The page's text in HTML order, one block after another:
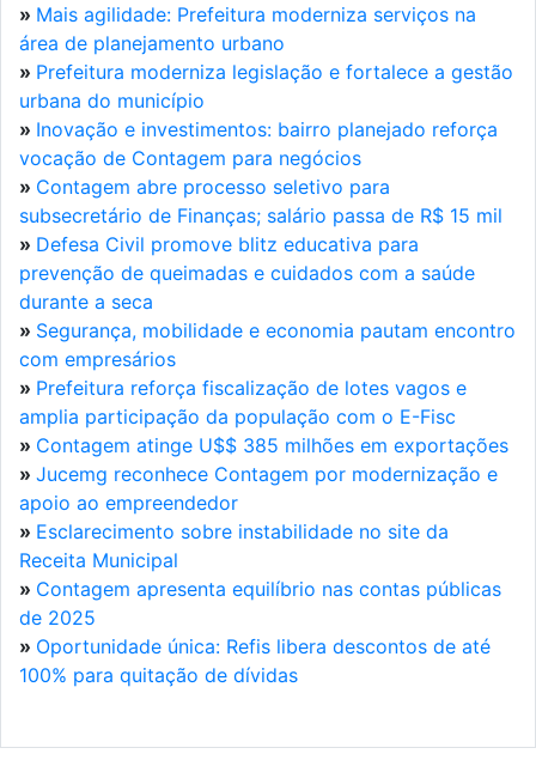
» Mais agilidade: Prefeitura moderniza serviços na
área de planejamento urbano
» Prefeitura moderniza legislação e fortalece a gestão
urbana do município
» Inovação e investimentos: bairro planejado reforça
vocação de Contagem para negócios
» Contagem abre processo seletivo para
subsecretário de Finanças; salário passa de R$ 15 mil
» Defesa Civil promove blitz educativa para
prevenção de queimadas e cuidados com a saúde
durante a seca
» Segurança, mobilidade e economia pautam encontro
com empresários
» Prefeitura reforça fiscalização de lotes vagos e
amplia participação da população com o E-Fisc
» Contagem atinge U$$ 385 milhões em exportações
» Jucemg reconhece Contagem por modernização e
apoio ao empreendedor
» Esclarecimento sobre instabilidade no site da
Receita Municipal
» Contagem apresenta equilíbrio nas contas públicas
de 2025
» Oportunidade única: Refis libera descontos de até
100% para quitação de dívidas